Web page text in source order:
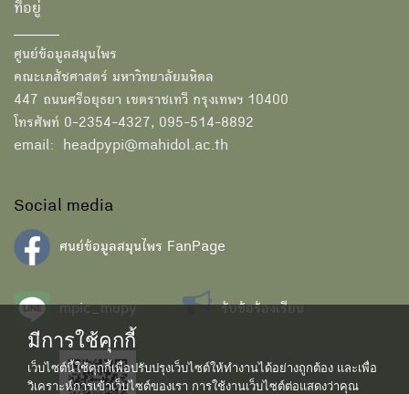
ที่อยู่
ศูนย์ข้อมูลสมุนไพร
คณะเภสัชศาสตร์ มหาวิทยาลัยมหิดล
447 ถนนศรีอยุธยา เขตราชเทวี กรุงเทพฯ 10400
โทรศัพท์ 0-2354-4327, 095-514-8892
email: headpypi@mahidol.ac.th
Social media
ศนย์ข้อมูลสมุนไพร FanPage
mpic_mupy รับข้อร้องเรียน
มีการใช้คุกกี้
เว็บไซต์นี้ใช้คุกกี้เพื่อปรับปรุงเว็บไซต์ให้ทำงานได้อย่างถูกต้อง และเพื่อ
วิเคราะห์การเข้าเว็บไซต์ของเรา การใช้งานเว็บไซต์ต่อแสดงว่าคุณ